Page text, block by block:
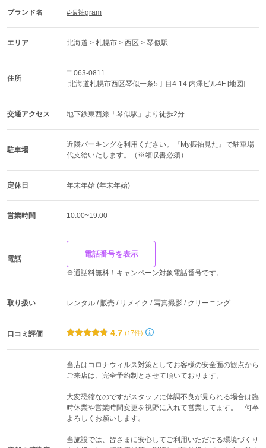
ブランド名 #振袖gram
エリア 北海道 > 札幌市 > 西区 > 琴似駅
住所
〒063-0811
北海道札幌市西区琴似一条5丁目4-14 内澤ビル4F [地図]
交通アクセス 地下鉄東西線「琴似駅」より徒歩2分
駐車場
近隣パーキングを利用ください。『My振袖見た』で駐車場
代支給いたします。（※領収書必須）
定休日 年末年始 (年末年始)
営業時間 10:00~19:00
電話
電話番号を表示
※通話料無料！キャンペーン対象電話番号です。
取り扱い レンタル / 販売 / リメイク / 写真撮影 / クリーニング
口コミ評価 4.7 (17件)
当店はコロナウィルス対策としてお客様の安全面の観点から
ご来店は、完全予約制とさせて頂いております。
大変恐縮なのですがスタッフに体調不良が見られる場合は臨
時休業や営業時間変更を視野に入れて営業してます。　何卒
よろしくお願いします。
当施設では、皆さまに安心してご利用いただける環境づくり